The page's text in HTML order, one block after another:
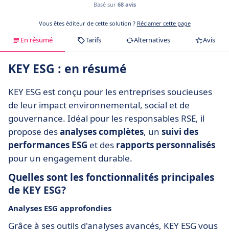
Basé sur 68 avis
Vous êtes éditeur de cette solution ? Réclamer cette page
En résumé Tarifs Alternatives Avis
KEY ESG : en résumé
KEY ESG est conçu pour les entreprises soucieuses
de leur impact environnemental, social et de
gouvernance. Idéal pour les responsables RSE, il
propose desanalyses complètes, un suivi des
performances ESG et des rapports personnalisés
pour un engagement durable.
Quelles sont les fonctionnalités principales
de KEY ESG?
Analyses ESG approfondies
Grâce à ses outils d'analyses avancés, KEY ESG vous